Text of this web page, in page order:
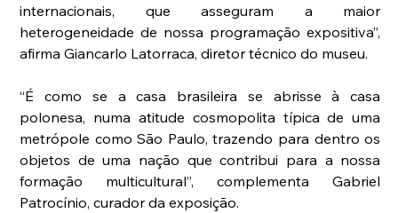
internacionais, que asseguram a maior
heterogeneidade de nossa programação expositiva”,
afirma Giancarlo Latorraca, diretor técnico do museu.
“É como se a casa brasileira se abrisse à casa
polonesa, numa atitude cosmopolita típica de uma
metrópole como São Paulo, trazendo para dentro os
objetos de uma nação que contribui para a nossa
formação multicultural”, complementa Gabriel
Patrocínio, curador da exposição.